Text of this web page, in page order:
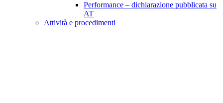
Performance – dichiarazione pubblicata su
AT
Attività e procedimenti